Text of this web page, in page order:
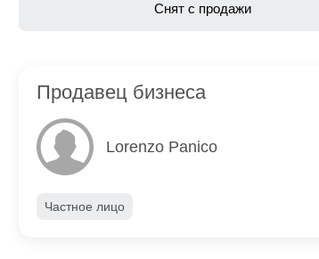
Снят с продажи
Продавец бизнеса
Lorenzo Panico
Частное лицо